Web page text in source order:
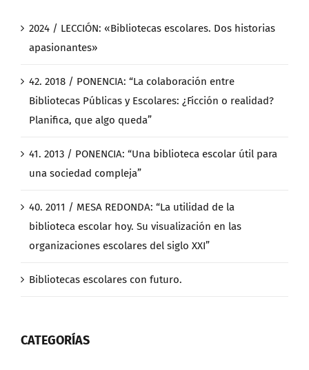
2024 / LECCIÓN: «Bibliotecas escolares. Dos historias
apasionantes»
42. 2018 / PONENCIA: “La colaboración entre
Bibliotecas Públicas y Escolares: ¿Ficción o realidad?
Planifica, que algo queda”
41. 2013 / PONENCIA: “Una biblioteca escolar útil para
una sociedad compleja”
40. 2011 / MESA REDONDA: “La utilidad de la
biblioteca escolar hoy. Su visualización en las
organizaciones escolares del siglo XXI”
Bibliotecas escolares con futuro.
CATEGORÍAS